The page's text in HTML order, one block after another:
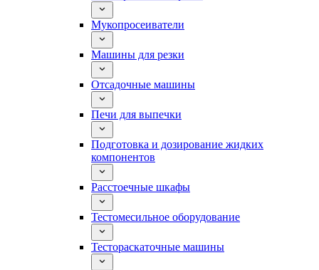
Мукопросеиватели
Машины для резки
Отсадочные машины
Печи для выпечки
Подготовка и дозирование жидких
компонентов
Расстоечные шкафы
Тестомесильное оборудование
Тестораскаточные машины